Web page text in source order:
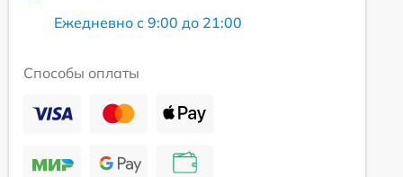
Ежедневно с 9:00 до 21:00
Способы оплаты